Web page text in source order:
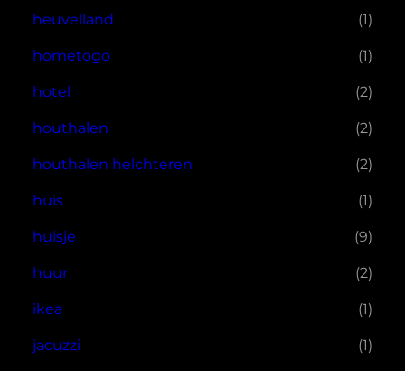
heuvelland (1)
hometogo (1)
hotel (2)
houthalen (2)
houthalen helchteren (2)
huis (1)
huisje (9)
huur (2)
ikea (1)
jacuzzi (1)